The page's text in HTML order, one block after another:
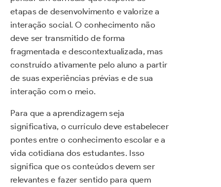
etapas de desenvolvimento e valorize a
interação social. O conhecimento não
deve ser transmitido de forma
fragmentada e descontextualizada, mas
construído ativamente pelo aluno a partir
de suas experiências prévias e de sua
interação com o meio.
Para que a aprendizagem seja
significativa, o currículo deve estabelecer
pontes entre o conhecimento escolar e a
vida cotidiana dos estudantes. Isso
significa que os conteúdos devem ser
relevantes e fazer sentido para quem